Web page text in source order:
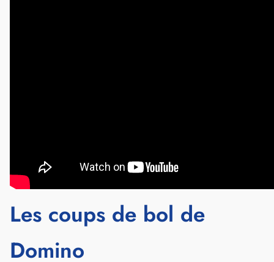
Les coups de bol de
Domino